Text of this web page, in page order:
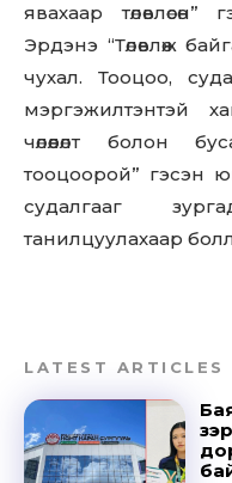
явахаар
Эрдэнэ “Төлөвлөж
чухал. Тооцоо,
мэргэжилтэнтэй
чөлөөлөлт болон
тооцоорой” гэсэн
судалгааг
танилцуулахаар
LATEST ARTICLES